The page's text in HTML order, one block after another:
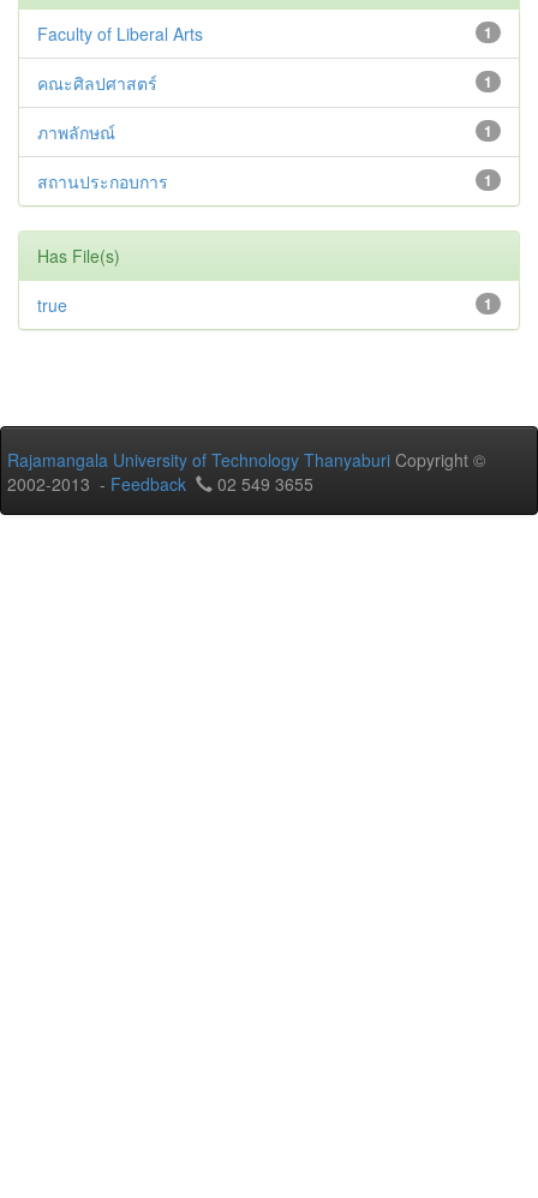
1
Faculty of Liberal Arts
1
คณะศิลปศาสตร์
1
ภาพลักษณ์
1
สถานประกอบการ
Has File(s)
1
true
Rajamangala University of Technology Thanyaburi Copyright ©
2002-2013 - Feedback 02 549 3655